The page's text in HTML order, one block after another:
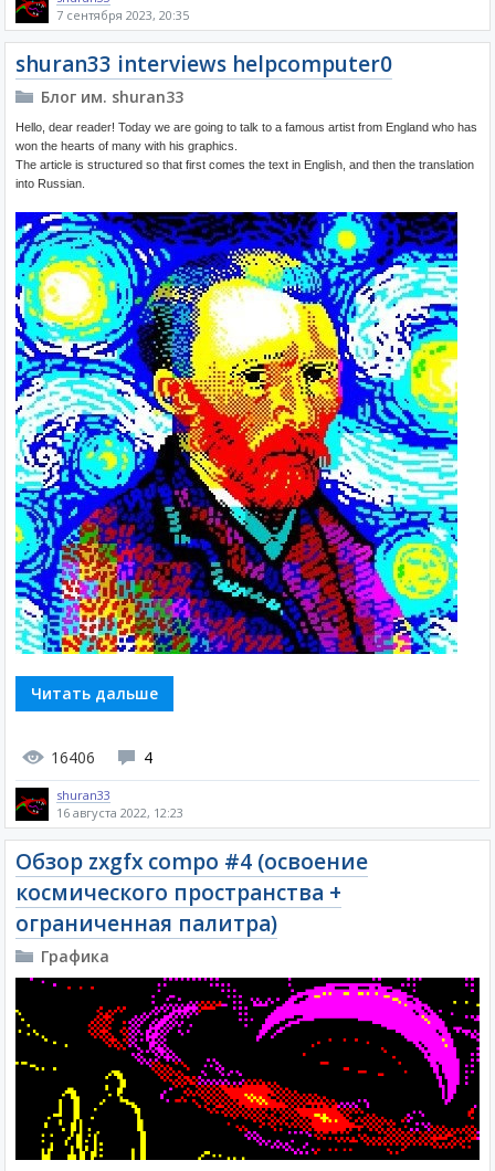
7 сентября 2023, 20:35
shuran33 interviews helpcomputer0
Блог им. shuran33
Hello, dear reader! Today we are going to talk to a famous artist from England who has
won the hearts of many with his graphics.
The article is structured so that first comes the text in English, and then the translation
into Russian.
Читать дальше
16406 4
shuran33
16 августа 2022, 12:23
Обзор zxgfx compo #4 (освоение
космического пространства +
ограниченная палитра)
Графика